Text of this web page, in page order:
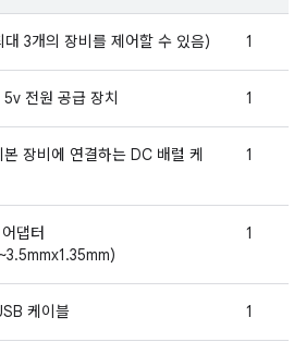
3개의 장비를 제어할 수 있음) 1
전원 공급 장치 1
장비에 연결하는 DC 배럴 케
1
댑터
1
케이블 1